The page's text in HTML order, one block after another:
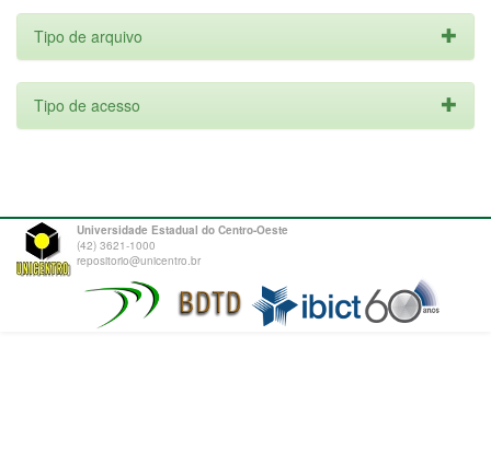
Tipo de arquivo
Tipo de acesso
Universidade Estadual do Centro-Oeste
(42) 3621-1000
repositorio@unicentro.br